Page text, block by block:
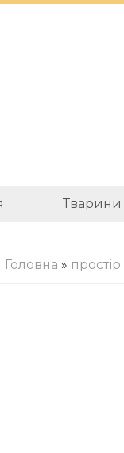
Тварини
Головна » простір